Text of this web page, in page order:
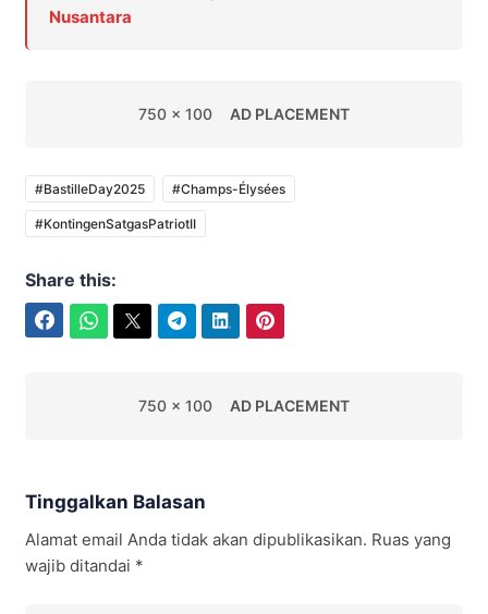
Nusantara
750 x 100 AD PLACEMENT
#BastilleDay2025 #Champs-Élysées
#KontingenSatgasPatriotII
Share this:
750 x 100 AD PLACEMENT
Tinggalkan Balasan
Alamat email Anda tidak akan dipublikasikan. Ruas yang
wajib ditandai *